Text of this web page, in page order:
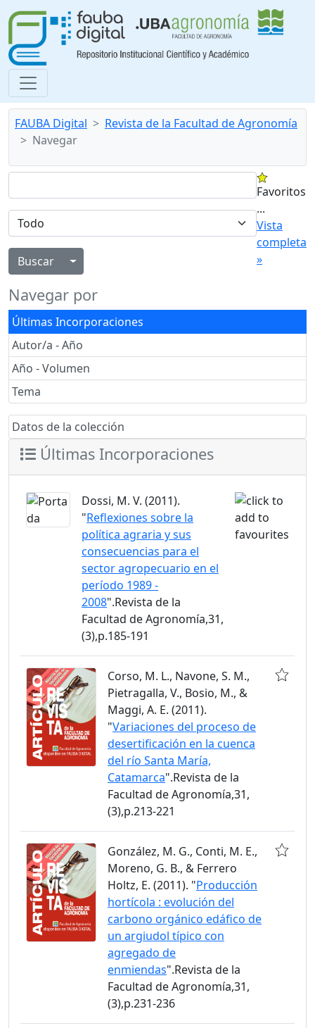
FAUBA Digital
Revista de la Facultad de Agronomía
Navegar
Alternar menú desplegable
Favoritos
...
Vista
completa
»
Navegar por
Últimas Incorporaciones
Autor/a - Año
Año - Volumen
Tema
Datos de la colección
Últimas Incorporaciones
Dossi, M. V. (2011).
"Reflexiones sobre la
política agraria y sus
consecuencias para el
sector agropecuario en el
período 1989 -
2008".Revista de la
Facultad de Agronomía,31,
(3),p.185-191
Corso, M. L., Navone, S. M.,
Pietragalla, V., Bosio, M., &
Maggi, A. E. (2011).
"Variaciones del proceso de
desertificación en la cuenca
del río Santa María,
Catamarca".Revista de la
Facultad de Agronomía,31,
(3),p.213-221
González, M. G., Conti, M. E.,
Moreno, G. B., & Ferrero
Holtz, E. (2011). "Producción
hortícola : evolución del
carbono orgánico edáfico de
un argiudol típico con
agregado de
enmiendas".Revista de la
Facultad de Agronomía,31,
(3),p.231-236